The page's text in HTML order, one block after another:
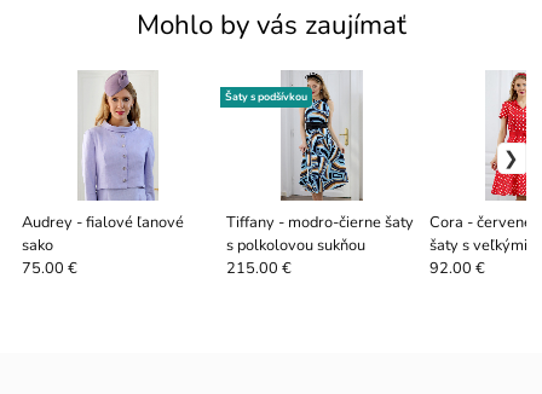
Mohlo by vás zaujímať
Audrey - fialové ľanové
sako
75.00 €
Tiffany - modro-čierne šaty
s polkolovou sukňou
Šaty s podšívkou
215.00 €
Cora - červené
šaty s veľkými
bodkami
92.00 €